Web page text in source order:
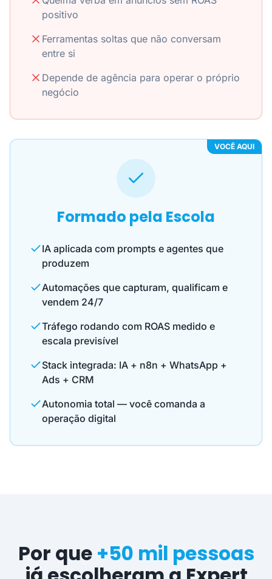
positivo
Ferramentas soltas que não conversam
entre si
Depende de agência para operar o próprio
negócio
VOCÊ AQUI
Formado pela Escola
IA aplicada com prompts e agentes que
produzem
Automações que capturam, qualificam e
vendem 24/7
Tráfego rodando com ROAS medido e
escala previsível
Stack integrada: IA + n8n + WhatsApp +
Ads + CRM
Autonomia total — você comanda a
operação digital
Por que +50 mil pessoas